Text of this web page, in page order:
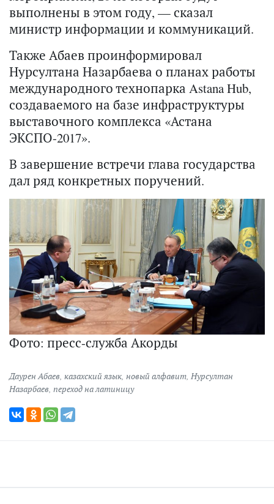
выполнены в этом году, — сказал
министр информации и коммуникаций.
Также Абаев проинформировал
Нурсултана Назарбаева о планах работы
международного технопарка Astana Hub,
создаваемого на базе инфраструктуры
выставочного комплекса «Астана
ЭКСПО-2017».
В завершение встречи глава государства
дал ряд конкретных поручений.
Фото: пресс-служба Акорды
Даурен Абаев, казахский язык, новый алфавит, Нурсултан
Назарбаев, переход на латиницу